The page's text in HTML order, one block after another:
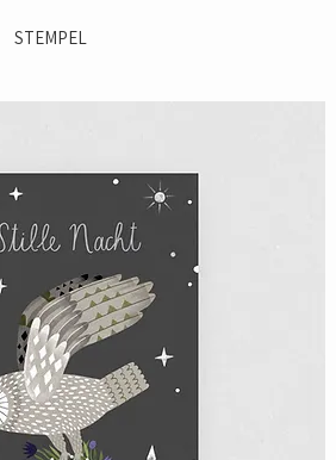
STEMPEL